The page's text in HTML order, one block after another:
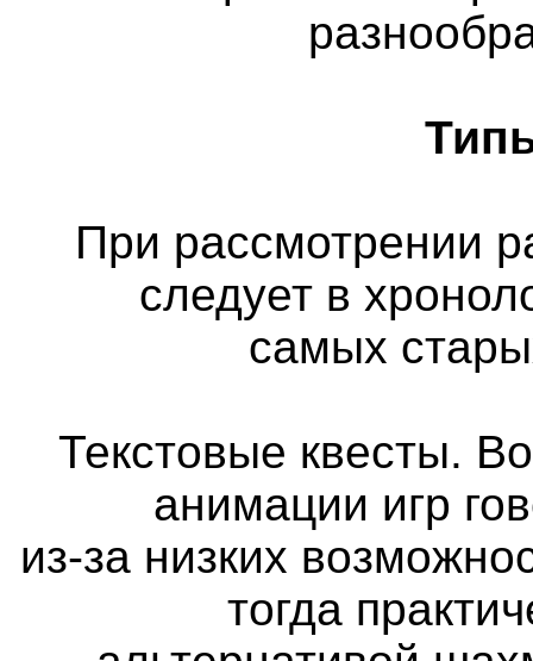
При рассмотрении
следует в
самых
Текстовые квесты.
анимации игр
из-за низких
тогда